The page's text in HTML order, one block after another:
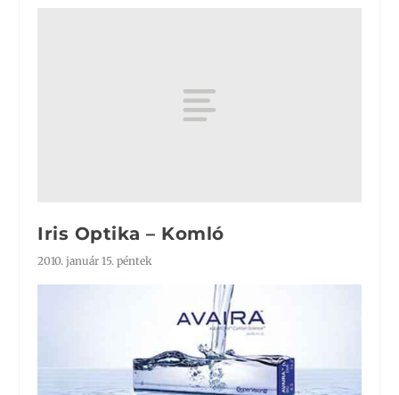
Iris Optika – Komló
2010. január 15. péntek